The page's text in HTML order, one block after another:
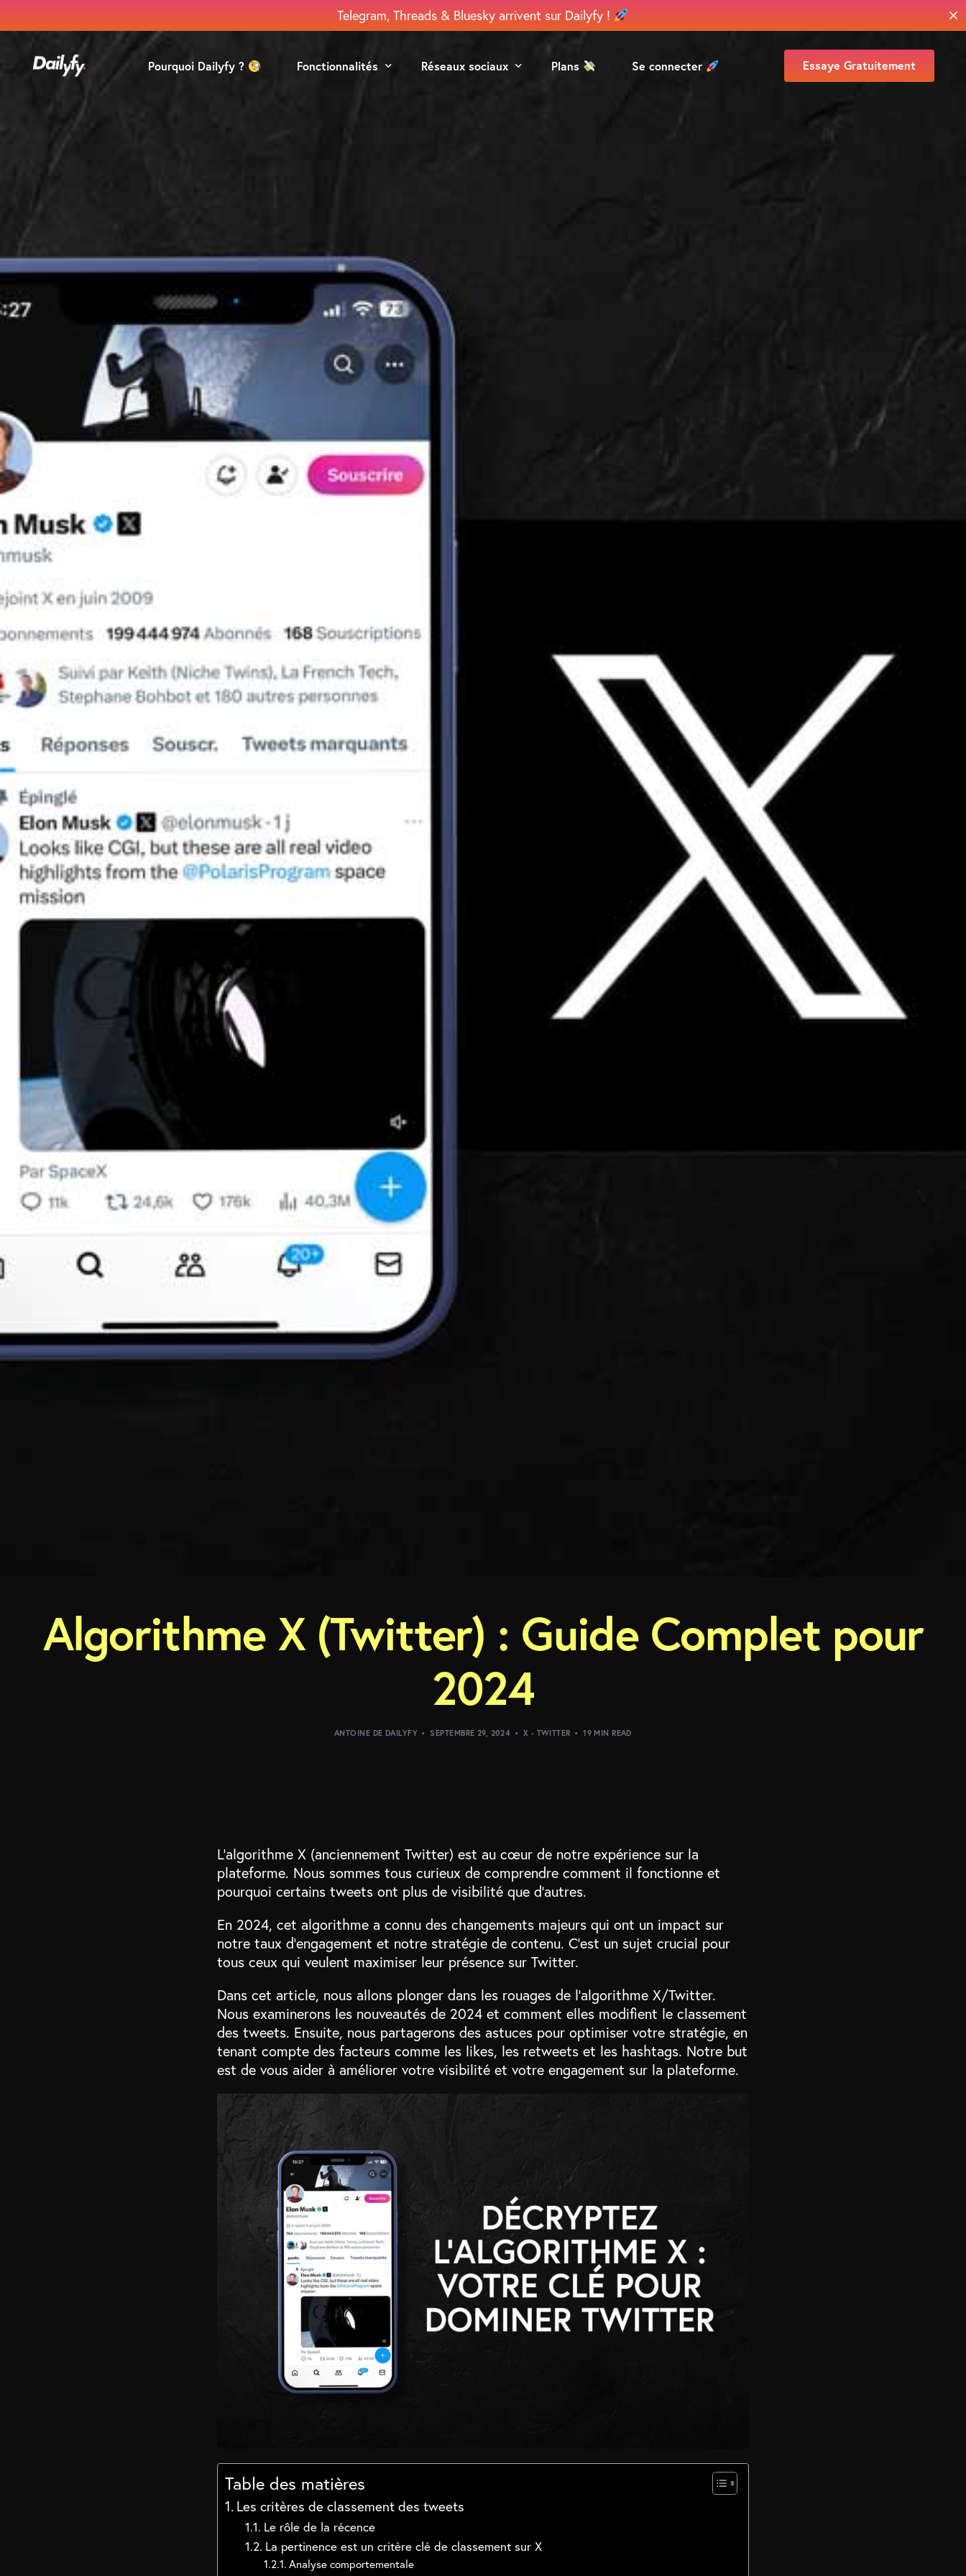
Telegram, Threads & Bluesky arrivent sur Dailyfy !
Pourquoi Dailyfy ? Fonctionnalités Réseaux sociaux Plans Se connecter Essaye Gratuitement
Algorithme X (Twitter) : Guide Complet pour
2024
ANTOINE DE DAILYFY SEPTEMBRE 29, 2024 X - TWITTER 19 MIN READ
L’algorithme X (anciennement Twitter) est au cœur de notre expérience sur la
plateforme. Nous sommes tous curieux de comprendre comment il fonctionne et
pourquoi certains tweets ont plus de visibilité que d’autres.
En 2024, cet algorithme a connu des changements majeurs qui ont un impact sur
notre taux d’engagement et notre stratégie de contenu. C’est un sujet crucial pour
tous ceux qui veulent maximiser leur présence sur Twitter.
Dans cet article, nous allons plonger dans les rouages de l’algorithme X/Twitter.
Nous examinerons les nouveautés de 2024 et comment elles modifient le classement
des tweets. Ensuite, nous partagerons des astuces pour optimiser votre stratégie, en
tenant compte des facteurs comme les likes, les retweets et les hashtags. Notre but
est de vous aider à améliorer votre visibilité et votre engagement sur la plateforme.
Table des matières
Les critères de classement des tweets
Le rôle de la récence
La pertinence est un critère clé de classement sur X
Analyse comportementale